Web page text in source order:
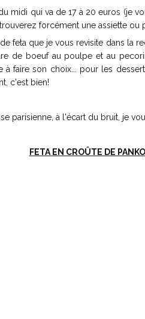
midi qui va de 17 à 20 euros (je
forcément une assiette ou
feta que je vous revisite dans la
de boeuf au poulpe et au
à faire son choix... pour les
c'est bien!
parisienne, à l'écart du bruit, je
FETA EN CROÛTE DE